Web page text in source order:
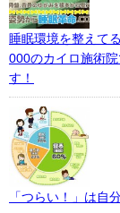
睡眠環境を整えて
000のカイロ施術
す！
「つらい！」は自